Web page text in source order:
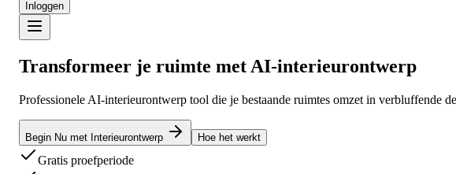
Inloggen
Transformeer je ruimte met AI-interieurontwerp
Professionele AI-interieurontwerp tool die je bestaande ruimtes omzet in verbluffende
Begin Nu met Interieurontwerp Hoe het werkt
Gratis proefperiode